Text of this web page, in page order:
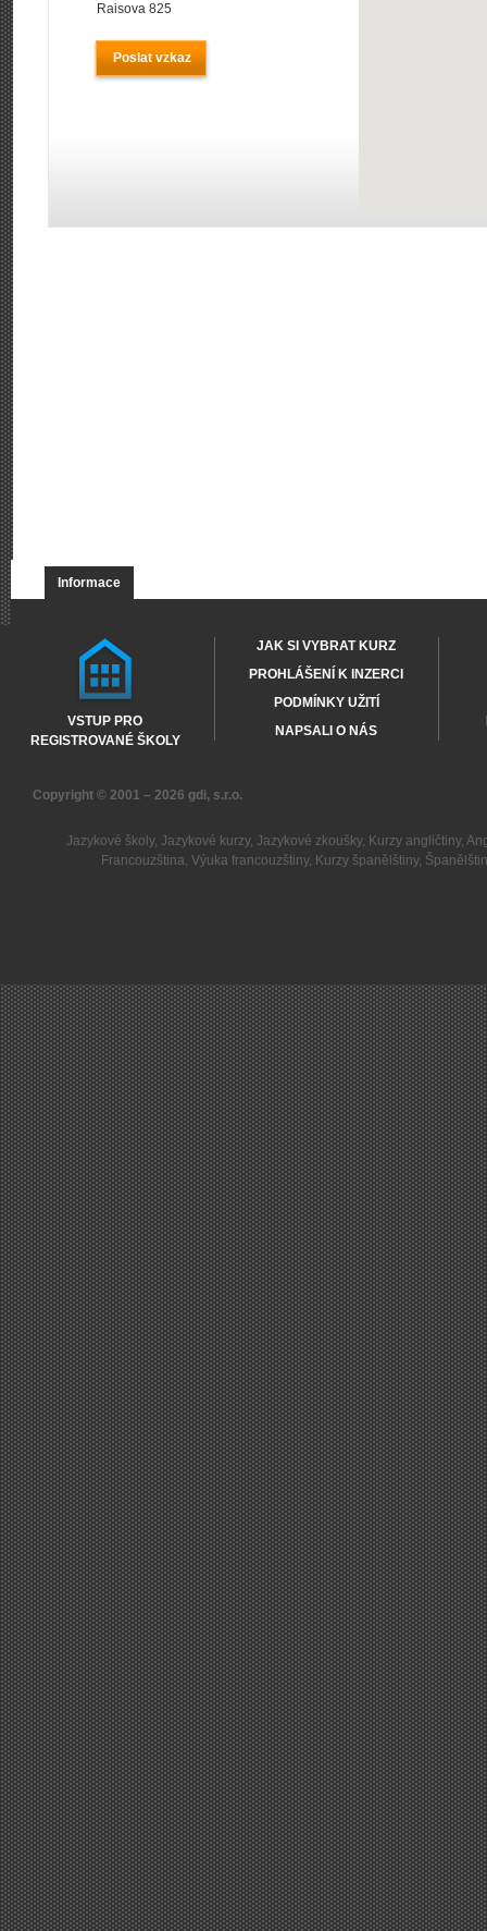
Raisova 825
Poslat vzkaz
Informace
VSTUP PRO
REGISTROVANÉ ŠKOLY
JAK SI VYBRAT KURZ
PROHLÁŠENÍ K INZERCI
PODMÍNKY UŽITÍ
NAPSALI O NÁS
Copyright © 2001 – 2026 gdi, s.r.o.
Jazykové školy, Jazykové kurzy, Jazykové zkoušky, Kurzy angličtiny,
Francouzština,Výuka francouzštiny, Kurzy španělštiny,